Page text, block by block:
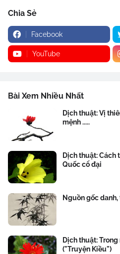
Chia Sẻ
Facebook
YouTube
Bài Xem Nhiều Nhất
Dịch thuật: Vị
mệnh .....
Dịch thuật: Cách
Quốc cổ đại
Nguồn gốc
Dịch thuật:
("Truyện Kiều")